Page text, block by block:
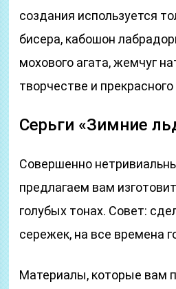
создания используется
бисера, кабошон
мохового агата, жемчуг
творчестве и
Серьги «Зимние
Совершенно
предлагаем вам
голубых тонах. Совет:
сережек, на все времена
Материалы, которые вам